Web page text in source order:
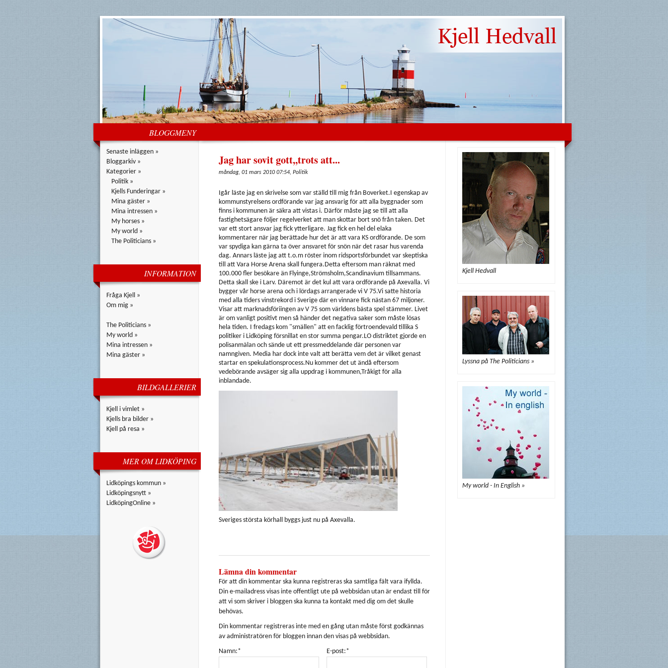
BLOGGMENY
Senaste inläggen »
Bloggarkiv »
Kategorier »
Politik »
Kjells Funderingar »
Mina gäster »
Mina intressen »
My horses »
My world »
The Politicians »
INFORMATION
Fråga Kjell »
Om mig »
The Politicians »
My world »
Mina intressen »
Mina gäster »
BILDGALLERIER
Kjell i vimlet »
Kjells bra bilder »
Kjell på resa »
MER OM LIDKÖPING
Lidköpings kommun »
Lidköpingsnytt »
LidköpingOnline »
Jag har sovit gott,,trots att...
måndag, 01 mars 2010 07:54, Politik
Igår läste jag en skrivelse som var ställd till mig från Boverket.I egenskap av
kommunstyrelsens ordförande var jag ansvarig för att alla byggnader som
finns i kommunen är säkra att vistas i. Därför måste jag se till att alla
fastighetsägare följer regelverket att man skottar bort snö från taken. Det
var ett stort ansvar jag fick ytterligare. Jag fick en hel del elaka
kommentarer när jag berättade hur det är att vara KS ordförande. De som
var spydiga kan gärna ta över ansvaret för snön när det rasar hus varenda
dag. Annars läste jag att t.o.m röster inom ridsportsförbundet var skeptiska
till att Vara Horse Arena skall fungera.Detta eftersom man räknat med
100.000 fler besökare än Flyinge,Strömsholm,Scandinavium tillsammans.
Detta skall ske i Larv. Däremot är det kul att vara ordförande på Axevalla. Vi
bygger vår horse arena och i lördags arrangerade vi V 75.Vi satte historia
med alla tiders vinstrekord i Sverige där en vinnare fick nästan 67 miljoner.
Visar att marknadsföriingen av V 75 som världens bästa spel stämmer. Livet
är om vanligt positivt men så händer det negativa saker som måste lösas
hela tiden. I fredags kom "smällen" att en facklig förtroendevald tillika S
politiker i Lidköping försnillat en stor summa pengar.LO distriktet gjorde en
polisanmälan och sände ut ett pressmeddelande där personen var
namngiven. Media har dock inte valt att berätta vem det är vilket genast
startar en spekulationsprocess.Nu kommer det ut ändå eftersom
vedebörande avsäger sig alla uppdrag i kommunen,Tråkigt för alla
inblandade.
Sveriges största körhall byggs just nu på Axevalla.
Lämna din kommentar
För att din kommentar ska kunna registreras ska samtliga fält vara ifyllda.
Din e-mailadress visas inte offentligt ute på webbsidan utan är endast till för
att vi som skriver i bloggen ska kunna ta kontakt med dig om det skulle
behövas.
Din kommentar registreras inte med en gång utan måste först godkännas
av administratören för bloggen innan den visas på webbsidan.
Namn:*
E-post:*
Kjell Hedvall
Lyssna på The Politicians »
My world - In English »